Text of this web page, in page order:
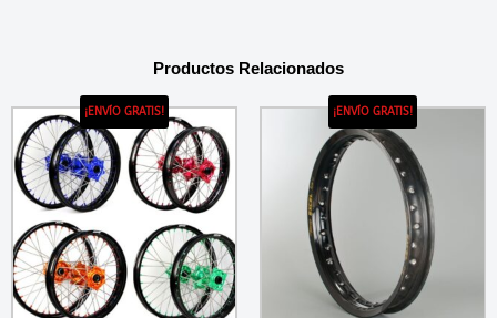
Productos Relacionados
¡ENVÍO GRATIS! ¡ENVÍO GRATIS!